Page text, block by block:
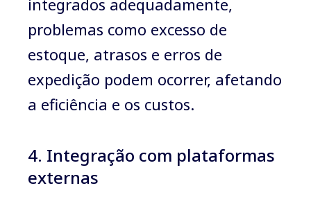
problemas como excesso de
estoque, atrasos e erros de
expedição podem ocorrer, afetando
a eficiência e os custos.
4. Integração com plataformas
externas